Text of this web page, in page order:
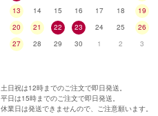
13
14 15 16 17 18
19
20
21 22 23 24 25
26
27
28 29 30 1 2 3
土日祝は12時までのご注文で即日発送。
平日は15時までのご注文で即日発送。
休業日は発送できませんので、ご注意願います。